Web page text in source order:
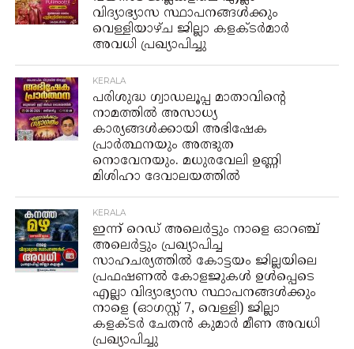
വിദ്യാഭ്യാസ സ്ഥാപനങ്ങൾക്കും
വെള്ളിയാഴ്ച ജില്ലാ കളക്ടർമാർ
അവധി പ്രഖ്യാപിച്ചു
KERALA
പരിശുദ്ധ ഗ്വാഡലൂപ്പ മാതാവിന്റെ
നാമത്തിൽ അസാധ്യ
കാര്യങ്ങൾക്കായി അഭിഷേക
പ്രാർത്ഥനയും അത്ഭുത
നൊവേനയും. മധുരവേലി ഉണ്ണി
മിശിഹാ ദേവാലയത്തിൽ
KERALA
ഇന്ന് റെഡ് അലെർട്ടും നാളെ ഓറഞ്ച്
അലെർട്ടും പ്രഖ്യാപിച്ച
സാഹചര്യത്തിൽ കോട്ടയം ജില്ലയിലെ
പ്രഫഷണൽ കോളജുകൾ ഉൾപ്പെടെ
എല്ലാ വിദ്യാഭ്യാസ സ്ഥാപനങ്ങൾക്കും
നാളെ (ഓഗസ്റ്റ് 7, വെള്ളി) ജില്ലാ
കളക്ടർ ചേതൻ കുമാർ മീണ അവധി
പ്രഖ്യാപിച്ചു